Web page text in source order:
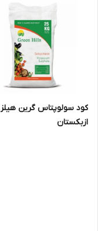
کود سولوپتاس گرین هیلز
ازبکستان